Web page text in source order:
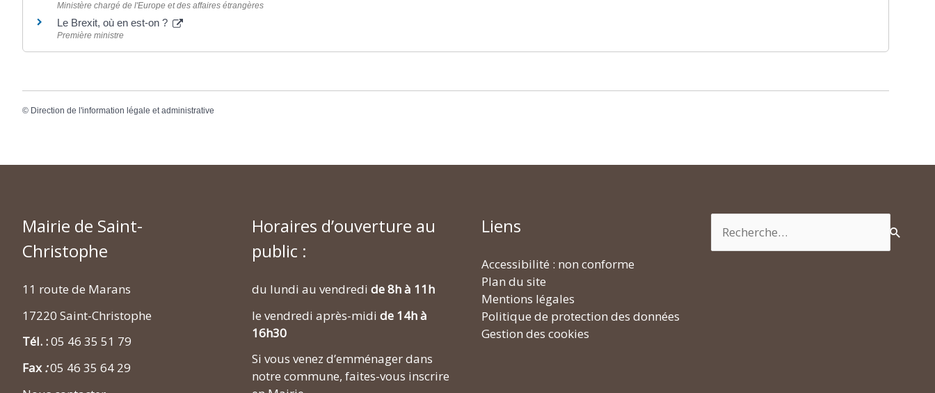
Ministère chargé de l'Europe et des affaires étrangères
Le Brexit, où en est-on ?
Première ministre
© Direction de l'information légale et administrative
Mairie de Saint-
Christophe
11 route de Marans
17220 Saint-Christophe
Tél. :05 46 35 51 79
Fax:05 46 35 64 29
Horaires d’ouverture au
public :
du lundi au vendredi de 8h à 11h
le vendredi après-midi de 14h à
16h30
Si vous venez d’emménager dans
notre commune, faites-vous inscrire
Liens
Accessibilité : non conforme
Plan du site
Mentions légales
Politique de protection des données
Gestion des cookies